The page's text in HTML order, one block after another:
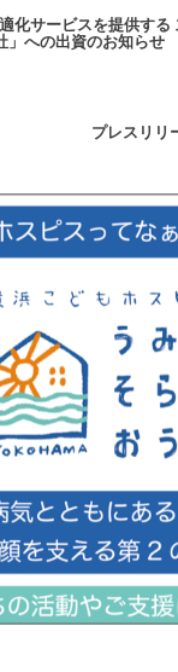
化サービスを提供する
」への出資のお知らせ
プレスリリ